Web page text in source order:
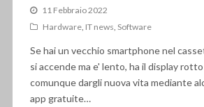
11 Febbraio 2022
Hardware, IT news, Software
Se hai un vecchio smartphone nel
si accende ma e' lento, ha il display
comunque dargli nuova vita mediante
app gratuite…